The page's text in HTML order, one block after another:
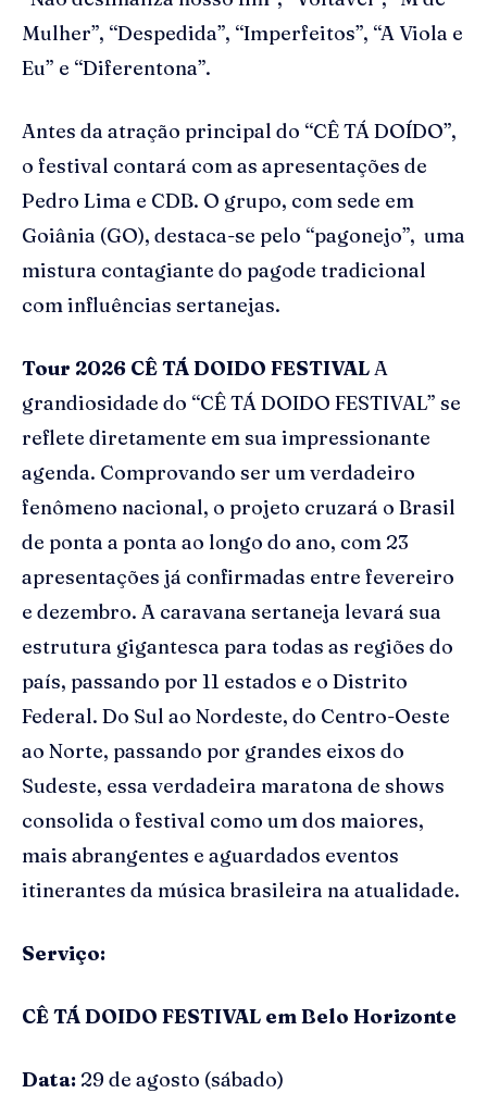
Mulher”, “Despedida”, “Imperfeitos”, “A Viola e
Eu” e “Diferentona”.
Antes da atração principal do “CÊ TÁ DOÍDO”,
o festival contará com as apresentações de
Pedro Lima e CDB. O grupo, com sede em
Goiânia (GO), destaca-se pelo “pagonejo”, uma
mistura contagiante do pagode tradicional
com influências sertanejas.
Tour 2026 CÊ TÁ DOIDO FESTIVALA
grandiosidade do “CÊ TÁ DOIDO FESTIVAL” se
reflete diretamente em sua impressionante
agenda. Comprovando ser um verdadeiro
fenômeno nacional, o projeto cruzará o Brasil
de ponta a ponta ao longo do ano, com 23
apresentações já confirmadas entre fevereiro
e dezembro. A caravana sertaneja levará sua
estrutura gigantesca para todas as regiões do
país, passando por 11 estados e o Distrito
Federal. Do Sul ao Nordeste, do Centro-Oeste
ao Norte, passando por grandes eixos do
Sudeste, essa verdadeira maratona de shows
consolida o festival como um dos maiores,
mais abrangentes e aguardados eventos
itinerantes da música brasileira na atualidade.
Serviço:
CÊ TÁ DOIDO FESTIVAL em Belo Horizonte
Data: 29 de agosto (sábado)